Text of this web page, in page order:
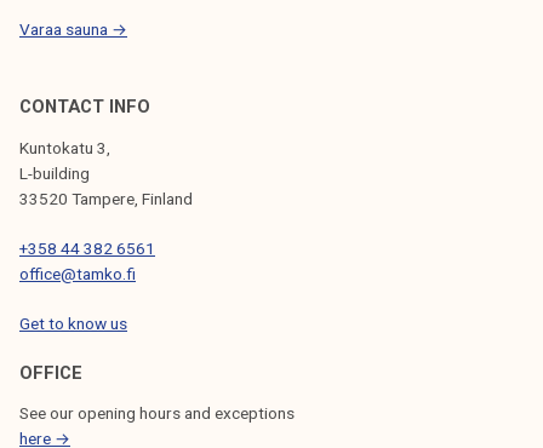
Varaa sauna →
CONTACT INFO
Kuntokatu 3,
L-building
33520 Tampere, Finland
+358 44 382 6561
office@tamko.fi
Get to know us
OFFICE
See our opening hours and exceptions
here →